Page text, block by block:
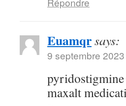
Euamqrsays:
9 septembre
maxalt